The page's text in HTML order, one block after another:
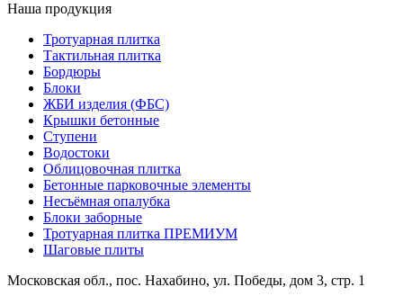
Наша продукция
Тротуарная плитка
Тактильная плитка
Бордюры
Блоки
ЖБИ изделия (ФБС)
Крышки бетонные
Ступени
Водостоки
Облицовочная плитка
Бетонные парковочные элементы
Несъёмная опалубка
Блоки заборные
Тротуарная плитка ПРЕМИУМ
Шаговые плиты
Московская обл., пос. Нахабино, ул. Победы, дом 3, стр. 1